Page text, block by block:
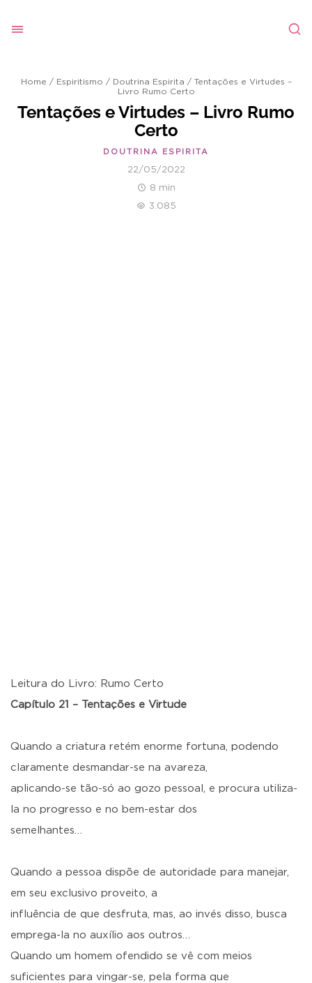
Home / Espiritismo / Doutrina Espirita / Tentações e Virtudes –
Livro Rumo Certo
Tentações e Virtudes – Livro Rumo
Certo
DOUTRINA ESPIRITA
22/05/2022
8 min
3.085
Leitura do Livro: Rumo Certo
Capítulo 21 – Tentações e Virtude
Quando a criatura retém enorme fortuna, podendo
claramente desmandar-se na avareza,
aplicando-se tão-só ao gozo pessoal, e procura utiliza-
la no progresso e no bem-estar dos
semelhantes…
Quando a pessoa dispõe de autoridade para manejar,
em seu exclusivo proveito, a
influência de que desfruta, mas, ao invés disso, busca
emprega-la no auxílio aos outros…
Quando um homem ofendido se vê com meios
suficientes para vingar-se, pela forma que